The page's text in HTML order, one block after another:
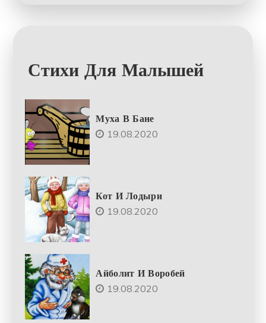
Стихи Для Малышей
Муха В Бане
19.08.2020
Кот И Лодыри
19.08.2020
Айболит И Воробей
19.08.2020